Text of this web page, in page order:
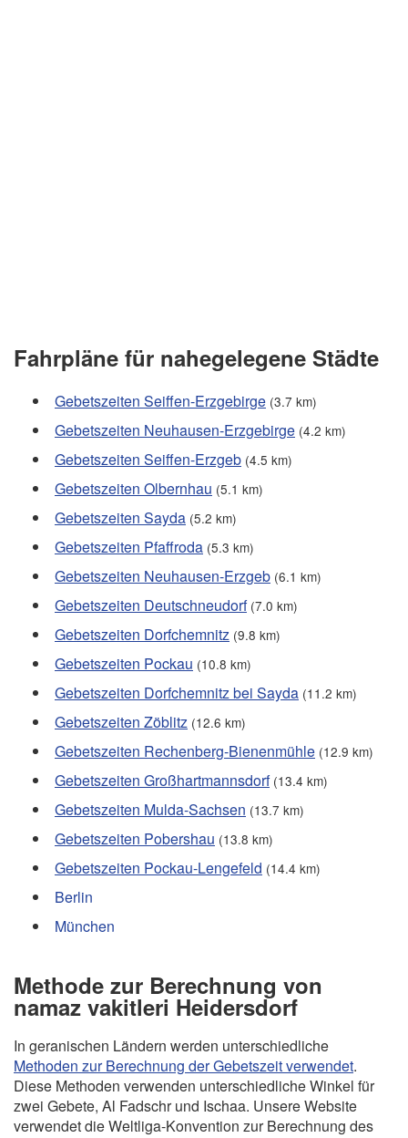
Fahrpläne für nahegelegene Städte
Gebetszeiten Seiffen-Erzgebirge (3.7 km)
Gebetszeiten Neuhausen-Erzgebirge (4.2 km)
Gebetszeiten Seiffen-Erzgeb (4.5 km)
Gebetszeiten Olbernhau (5.1 km)
Gebetszeiten Sayda (5.2 km)
Gebetszeiten Pfaffroda (5.3 km)
Gebetszeiten Neuhausen-Erzgeb (6.1 km)
Gebetszeiten Deutschneudorf (7.0 km)
Gebetszeiten Dorfchemnitz (9.8 km)
Gebetszeiten Pockau (10.8 km)
Gebetszeiten Dorfchemnitz bei Sayda (11.2 km)
Gebetszeiten Zöblitz (12.6 km)
Gebetszeiten Rechenberg-Bienenmühle (12.9 km)
Gebetszeiten Großhartmannsdorf (13.4 km)
Gebetszeiten Mulda-Sachsen (13.7 km)
Gebetszeiten Pobershau (13.8 km)
Gebetszeiten Pockau-Lengefeld (14.4 km)
Berlin
München
Methode zur Berechnung von
namaz vakitleri Heidersdorf
In geranischen Ländern werden unterschiedliche
Methoden zur Berechnung der Gebetszeit verwendet.
Diese Methoden verwenden unterschiedliche Winkel für
zwei Gebete, Al Fadschr und Ischaa. Unsere Website
verwendet die Weltliga-Konvention zur Berechnung des